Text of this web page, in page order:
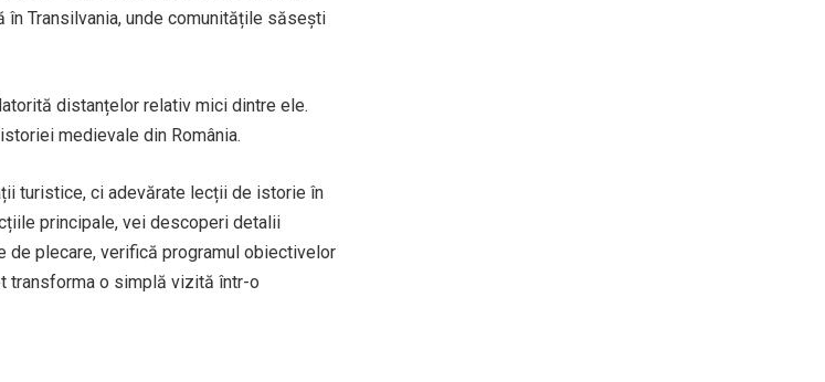
Transilvania, unde comunitățile săsești
distanțelor relativ mici dintre ele.
medievale din România.
turistice, ci adevărate lecții de istorie în
principale, vei descoperi detalii
de plecare, verifică programul obiectivelor
transforma o simplă vizită într-o